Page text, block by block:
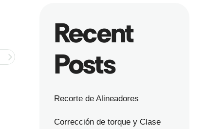
Recent
Posts
Recorte de Alineadores
Corrección de torque y Clase